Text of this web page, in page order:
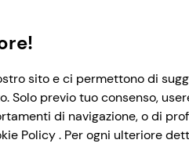
Accedi con Facebook
sito e ci permettono di
previo tuo consenso,
di navigazione, o di
Policy . Per ogni ulteriore